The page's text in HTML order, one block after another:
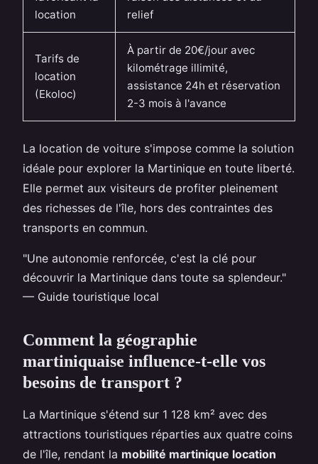
location
relief
Tarifs de
location
(Ekoloc)
À partir de 20€/jour avec
kilométrage illimité,
assistance 24h et réservation
2-3 mois à l'avance
La location de voiture s'impose comme la solution
idéale pour explorer la Martinique en toute liberté.
Elle permet aux visiteurs de profiter pleinement
des richesses de l'île, hors des contraintes des
transports en commun.
"Une autonomie renforcée, c'est la clé pour
découvrir la Martinique dans toute sa splendeur."
— Guide touristique local
Comment la géographie
martiniquaise influence-t-elle vos
besoins de transport ?
La Martinique s'étend sur 1 128 km² avec des
attractions touristiques réparties aux quatre coins
de l'île, rendant la mobilité martinique location